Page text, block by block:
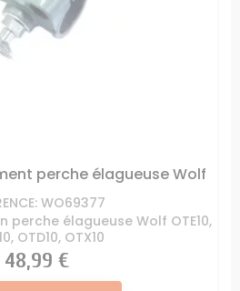
perche élagueuse Wolf
WO69377
perche élagueuse Wolf OTE10,
OTD10, OTX10
Prix
48,99 €